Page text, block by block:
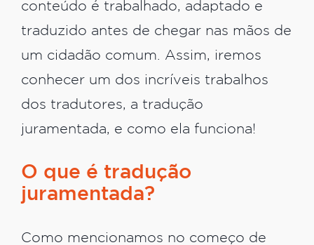
conteúdo é trabalhado, adaptado e
traduzido antes de chegar nas mãos de
um cidadão comum. Assim, iremos
conhecer um dos incríveis trabalhos
dos tradutores, a tradução
juramentada, e como ela funciona!
O que é tradução
juramentada?
Como mencionamos no começo de